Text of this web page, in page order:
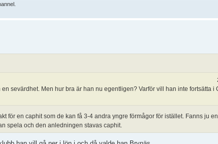
sevärdhet. Men hur bra är han nu egentligen? Varför vill han inte fortsätta i
för en caphit som de kan få 3-4 andra yngre förmågor för istället. Fanns ju
spela och den anledningen stavas caphit.